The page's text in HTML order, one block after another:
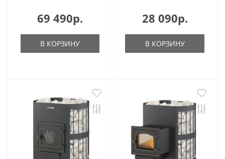
69 490р.
В КОРЗИНУ
28 090р.
В КОРЗИНУ